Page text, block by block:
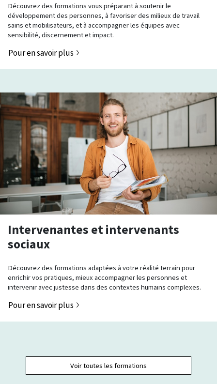
Découvrez des formations vous préparant à soutenir le
développement des personnes, à favoriser des milieux de travail
sains et mobilisateurs, et à accompagner les équipes avec
sensibilité, discernement et impact.
Pour en savoir plus
Intervenantes et intervenants
sociaux
Découvrez des formations adaptées à votre réalité terrain pour
enrichir vos pratiques, mieux accompagner les personnes et
intervenir avec justesse dans des contextes humains complexes.
Pour en savoir plus
Voir toutes les formations